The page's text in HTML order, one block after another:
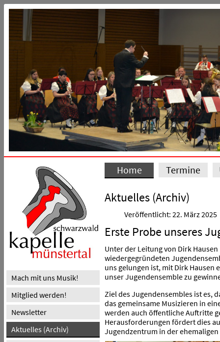
Mach mit uns Musik!
Mitglied werden!
Newsletter
Aktuelles (Archiv)
Home Termine
Aktuelles (Archiv)
Veröffentlicht: 22. März 2025
Erste Probe unseres
Unter der Leitung von Dirk
wiedergegründeten
uns gelungen ist, mit Dirk
unser Jugendensemble zu
Ziel des Jugendensembles ist es,
das gemeinsame Musizieren in
werden auch öffentliche Auftritte
Herausforderungen fördert dies
Jugendzentrum in der